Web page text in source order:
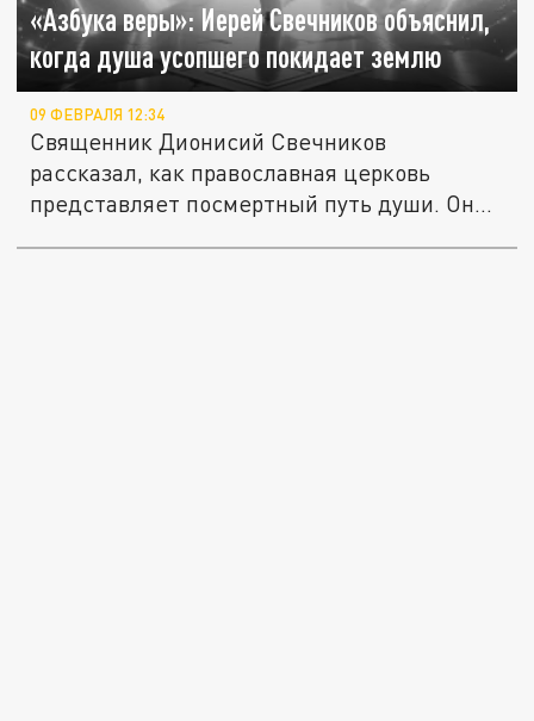
«Азбука веры»: Иерей Свечников объяснил,
когда душа усопшего покидает землю
09 ФЕВРАЛЯ 12:34
Священник Дионисий Свечников
рассказал, как православная церковь
представляет посмертный путь души. Он